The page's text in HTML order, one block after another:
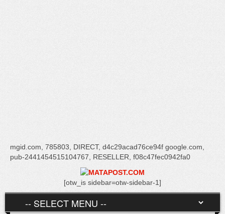
mgid.com, 785803, DIRECT, d4c29acad76ce94f google.com,
pub-2441454515104767, RESELLER, f08c47fec0942fa0
[otw_is sidebar=otw-sidebar-1]